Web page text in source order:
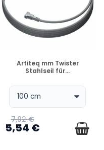
VERFÜGBAR
Artiteq mm Twister
Stahlseil für...
7,92 €
5,54 €